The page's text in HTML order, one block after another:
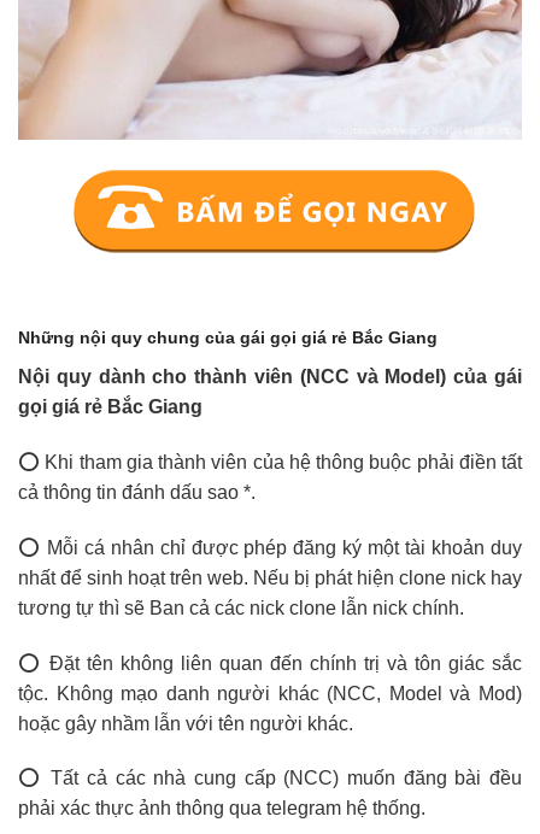
Những nội quy chung của gái gọi giá rẻ Bắc Giang
Nội quy dành cho thành viên (NCC và Model) của gái
gọi giá rẻ Bắc Giang
⭕ Khi tham gia thành viên của hệ thông buộc phải điền tất
cả thông tin đánh dấu sao *.
⭕ Mỗi cá nhân chỉ được phép đăng ký một tài khoản duy
nhất để sinh hoạt trên web. Nếu bị phát hiện clone nick hay
tương tự thì sẽ Ban cả các nick clone lẫn nick chính.
⭕ Đặt tên không liên quan đến chính trị và tôn giác sắc
tộc. Không mạo danh người khác (NCC, Model và Mod)
hoặc gây nhầm lẫn với tên người khác.
⭕ Tất cả các nhà cung cấp (NCC) muốn đăng bài đều
phải xác thực ảnh thông qua telegram hệ thống.